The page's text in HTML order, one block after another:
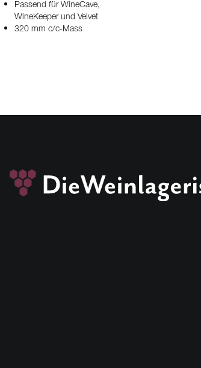
Passend für WineCave,
WineKeeper und Velvet
320 mm c/c-Mass